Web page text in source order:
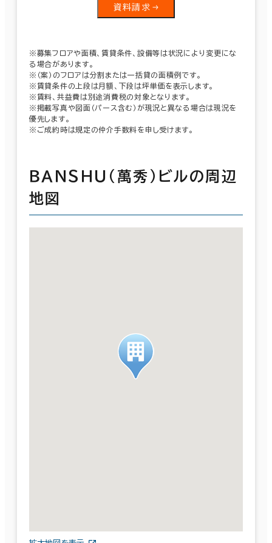
資料請求
※募集フロアや面積、賃貸条件、設備等は状況により変更にな
る場合があります。
※（案）のフロアは分割または一括貸の面積例です。
※賃貸条件の上段は月額、下段は坪単価を表示します。
※賃料、共益費は別途消費税の対象となります。
※掲載写真や図面（パース含む）が現況と異なる場合は現況を
優先します。
※ご成約時は規定の仲介手数料を申し受けます。
ＢＡＮＳＨＵ（萬秀）ビルの周辺
地図